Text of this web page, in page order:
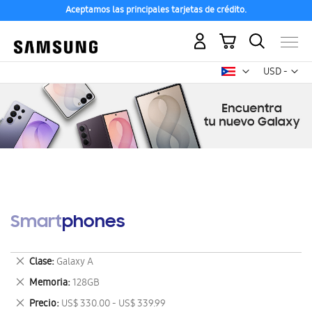
Aceptamos las principales tarjetas de crédito.
USD -
dólar
Mi carrito
Smartphones
Clase Galaxy A
Eliminar
este
artículo
Memoria 128GB
Eliminar
este
Precio US$ 330.00 - US$ 339.99
Eliminar